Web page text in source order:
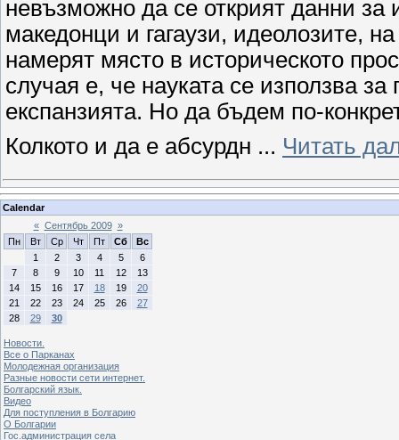
невъзможно да се открият данни за
македонци и гагаузи, идеолозите,
намерят място в историческото
случая е, че науката се използва за
експанзията. Но да бъдем по-
Колкото и да е абсурдн ... Читать
Calendar
« Сентябрь 2009 »
Пн
Вт Ср Чт Пт Сб
Вс
1
2 3 4 5
6
7
8 9 10 11 12
13
14
15 16 17 18 19
20
21
22 23 24 25 26
27
28
29 30
Новости.
Все о Парканах
Молодежная организация
Разные новости сети интернет.
Болгарский язык.
Видео
Для поступления в Болгарию
О Болгарии
Гос.администрация села